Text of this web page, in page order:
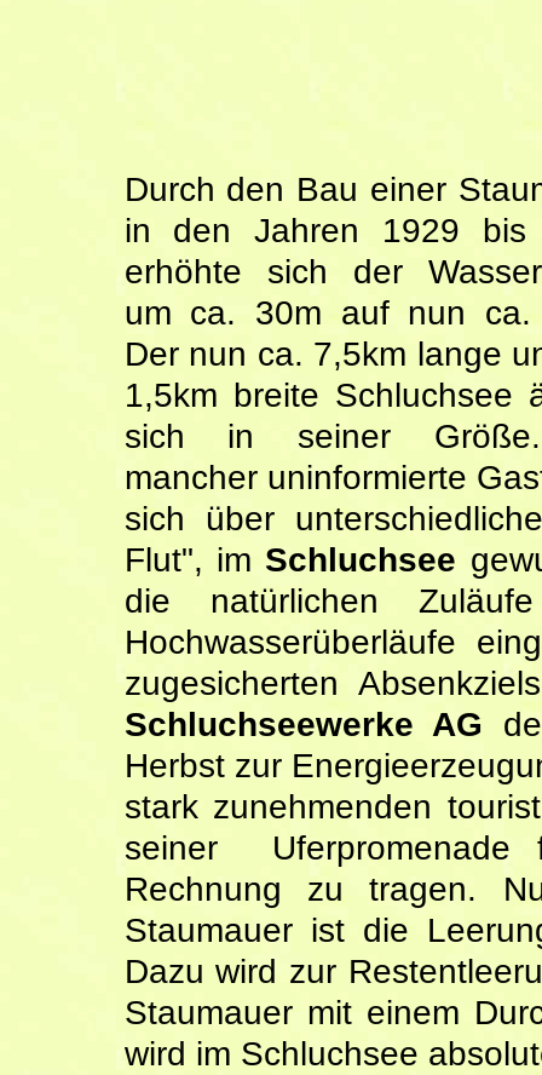
Durch den Bau einer
in den Jahren 1929 bis
erhöhte sich der
um ca. 30m auf nun ca.
Der nun ca. 7,5km lange
1,5km breite Schluchsee
sich in seiner
mancher uninformierte
sich über
Flut", im Schluchsee
die natürlichen
Hochwasserüberläufe
zugesicherten
Schluchseewerke AG
Herbst zur
stark zunehmenden
seiner
Rechnung zu tragen.
Staumauer ist die
Dazu wird zur
Staumauer mit einem
wird im Schluchsee